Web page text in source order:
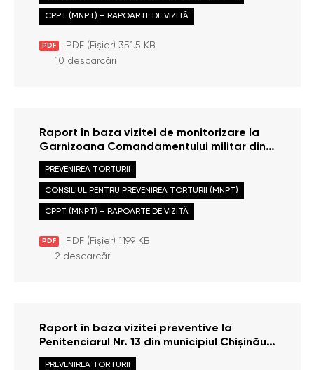
PDF PDF (Fișier) 351.5 KB
CPPT (MNPT) – RAPOARTE DE VIZITĂ
10 descarcări
Raport în baza vizitei de monitorizare la
Garnizoana Comandamentului militar din
municipiul Chișinău, efectuate la data de
18 iunie 2013
PDF PDF (Fișier) 119.9 KB
PREVENIREA TORTURII
CONSILIUL PENTRU PREVENIREA TORTURII (MNPT)
CPPT (MNPT) – RAPOARTE DE VIZITĂ
2 descarcări
Raport în baza vizitei preventive la
Penitenciarul Nr. 13 din municipiul Chișinău,
efectuate la data de 14 iunie 2013
PREVENIREA TORTURII